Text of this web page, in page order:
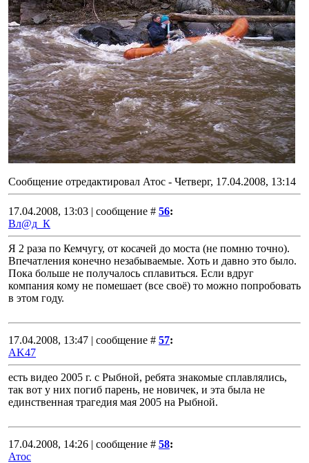
Сообщение отредактировал Атос - Четверг, 17.04.2008, 13:14
17.04.2008, 13:03 | сообщение # 56:
Вл@д_К
Я 2 раза по Кемчугу, от косачей до моста (не помню точно).
Впечатления конечно незабываемые. Хоть и давно это было.
Пока больше не получалось сплавиться. Если вдруг
компания кому не помешает (все своё) то можно попробовать
в этом году.
17.04.2008, 13:47 | сообщение # 57:
AK47
есть видео 2005 г. с Рыбной, ребята знакомые сплавлялись,
так вот у них погиб парень, не новичек, и эта была не
единственная трагедия мая 2005 на Рыбной.
17.04.2008, 14:26 | сообщение # 58:
Атос